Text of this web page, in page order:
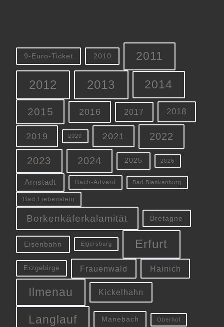
9-Euro-Ticket 2010 2011
2012 2013 2014
2015 2016 2017 2018
2019 2020 2021 2022
2023 2024 2025 2026
Arnstadt Bach-Advent Bad Blankenburg
Bad Liebenstein
Borkenkäferkalamität Bretagne
Eisenbahn Elgersburg Erfurt
Erzgebirge Frauenwald Hainich
Ilmenau Kickelhahn
Langlauf Manebach Oberhof